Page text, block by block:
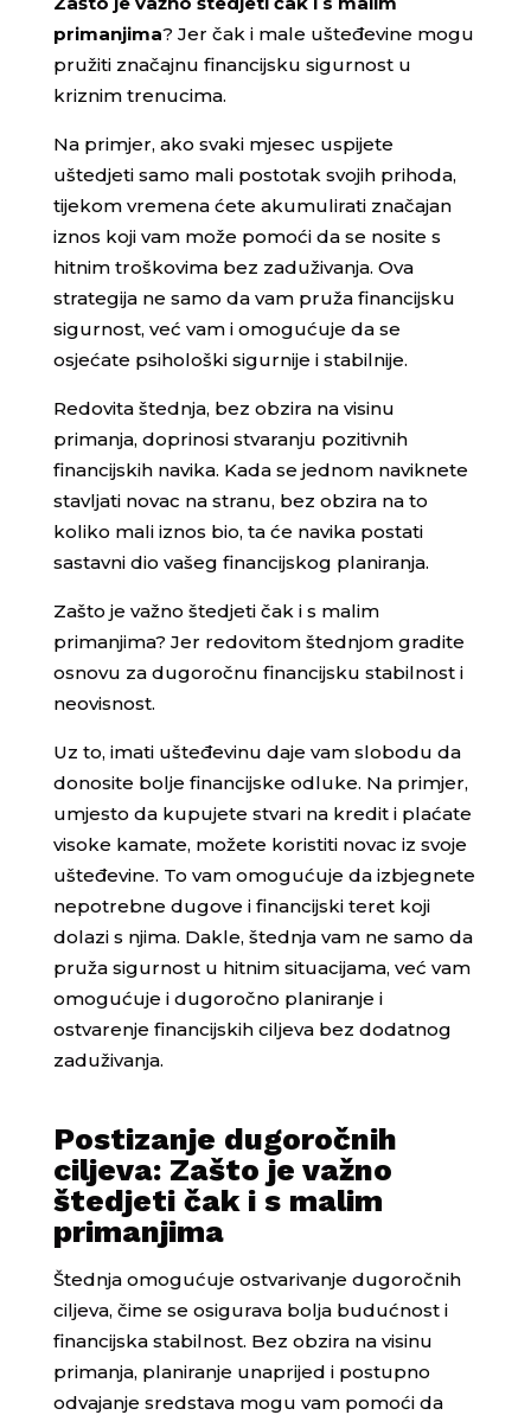
primanjima? Jer čak i male ušteđevine mogu
pružiti značajnu financijsku sigurnost u
kriznim trenucima.
Na primjer, ako svaki mjesec uspijete
uštedjeti samo mali postotak svojih prihoda,
tijekom vremena ćete akumulirati značajan
iznos koji vam može pomoći da se nosite s
hitnim troškovima bez zaduživanja. Ova
strategija ne samo da vam pruža financijsku
sigurnost, već vam i omogućuje da se
osjećate psihološki sigurnije i stabilnije.
Redovita štednja, bez obzira na visinu
primanja, doprinosi stvaranju pozitivnih
financijskih navika. Kada se jednom naviknete
stavljati novac na stranu, bez obzira na to
koliko mali iznos bio, ta će navika postati
sastavni dio vašeg financijskog planiranja.
Zašto je važno štedjeti čak i s malim
primanjima? Jer redovitom štednjom gradite
osnovu za dugoročnu financijsku stabilnost i
neovisnost.
Uz to, imati ušteđevinu daje vam slobodu da
donosite bolje financijske odluke. Na primjer,
umjesto da kupujete stvari na kredit i plaćate
visoke kamate, možete koristiti novac iz svoje
ušteđevine. To vam omogućuje da izbjegnete
nepotrebne dugove i financijski teret koji
dolazi s njima. Dakle, štednja vam ne samo da
pruža sigurnost u hitnim situacijama, već vam
omogućuje i dugoročno planiranje i
ostvarenje financijskih ciljeva bez dodatnog
zaduživanja.
Postizanje dugoročnih
ciljeva: Zašto je važno
štedjeti čak i s malim
primanjima
Štednja omogućuje ostvarivanje dugoročnih
ciljeva, čime se osigurava bolja budućnost i
financijska stabilnost. Bez obzira na visinu
primanja, planiranje unaprijed i postupno
odvajanje sredstava mogu vam pomoći da